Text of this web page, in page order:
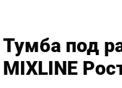
Тумба под
MIXLINE